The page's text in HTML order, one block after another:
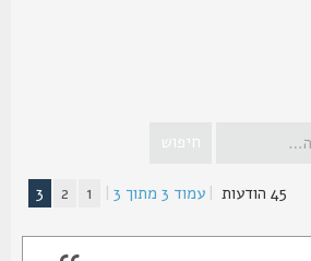
|עמוד3מתוך3
|
1